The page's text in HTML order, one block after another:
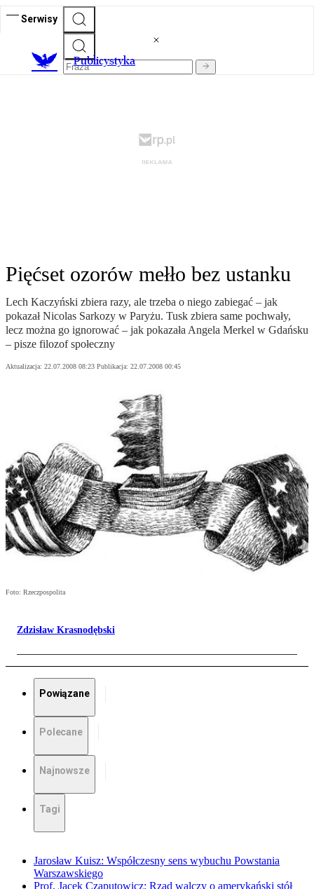
Serwisy
Publicystyka
Pięćset ozorów mełło bez ustanku
Lech Kaczyński zbiera razy, ale trzeba o niego zabiegać – jak
pokazał Nicolas Sarkozy w Paryżu. Tusk zbiera same pochwały,
lecz można go ignorować – jak pokazała Angela Merkel w Gdańsku
– pisze filozof społeczny
Aktualizacja: 22.07.2008 08:23 Publikacja: 22.07.2008 00:45
Foto: Rzeczpospolita
Zdzisław Krasnodębski
Powiązane
Polecane
Najnowsze
Tagi
Jarosław Kuisz: Współczesny sens wybuchu Powstania
Warszawskiego
Prof. Jacek Czaputowicz: Rząd walczy o amerykański stół